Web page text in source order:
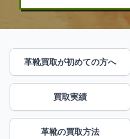
革靴買取が初めての方へ
買取実績
革靴の買取方法